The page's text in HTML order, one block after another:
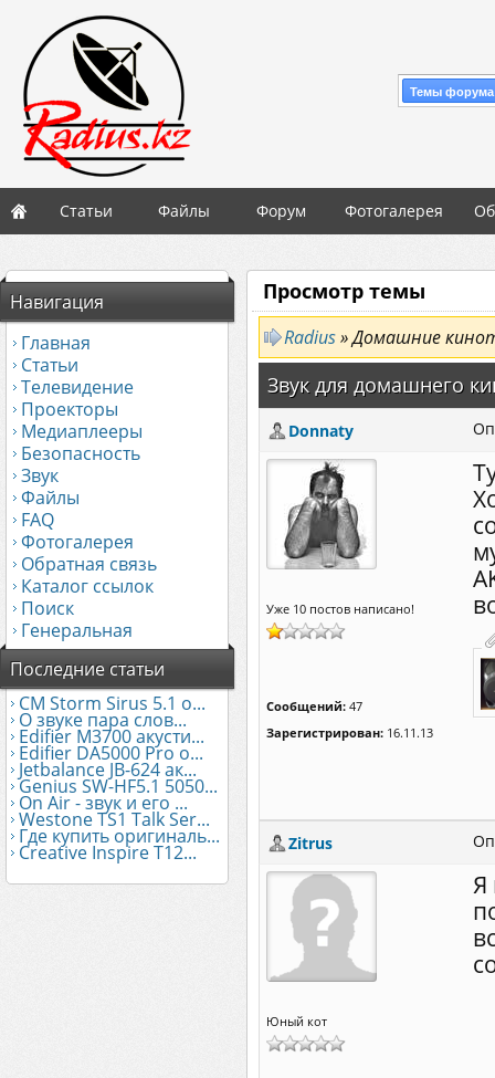
Темы
Статьи Файлы Форум Фотогалерея
Навигация
Главная
Статьи
Телевидение
Проекторы
Медиаплееры
Безопасность
Звук
Файлы
FAQ
Фотогалерея
Обратная связь
Каталог ссылок
Поиск
Генеральная
Последние статьи
CM Storm Sirus 5.1 о...
О звуке пара слов...
Edifier М3700 акусти...
Edifier DA5000 Pro о...
Jetbalance JB-624 ак...
Genius SW-HF5.1 5050...
On Air - звук и его ...
Westone TS1 Talk Ser...
Где купить оригиналь...
Creative Inspire T12...
Просмотр темы
Radius» Домашние
Звук для домашнего
Donnaty
Уже 10 постов написано!
Сообщений: 47
Зарегистрирован: 16.11.13
Zitrus
Юный кот
Я